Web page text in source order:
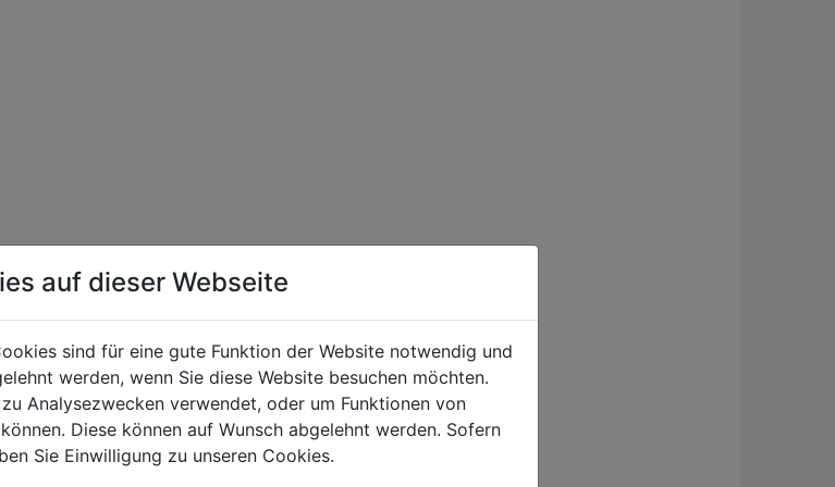
LOG IN
auf dieser Webseite
sind für eine gute Funktion der Website notwendig und
werden, wenn Sie diese Website besuchen möchten.
Analysezwecken verwendet, oder um Funktionen von
Diese können auf Wunsch abgelehnt werden. Sofern
Sie Einwilligung zu unseren Cookies.